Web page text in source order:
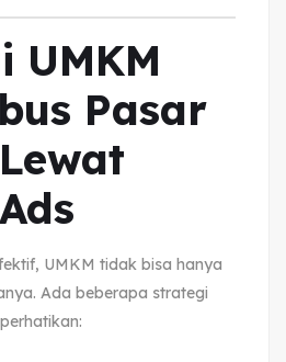
UMKM
Pasar
UMKM tidak bisa hanya
Ada beberapa strategi